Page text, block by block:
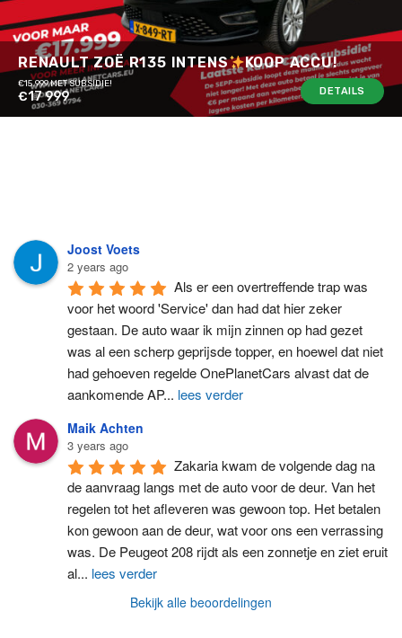
RENAULT ZOË R135 INTENS KOOP ACCU!
€15.999 MET SUBSIDIE!
€17 999 DETAILS
Joost Voets
2 years ago
Als er een overtreffende trap was
voor het woord 'Service' dan had dat hier zeker
gestaan. De auto waar ik mijn zinnen op had gezet
was al een scherp geprijsde topper, en hoewel dat niet
had gehoeven regelde OnePlanetCars alvast dat de
aankomende AP... lees verder
Maik Achten
3 years ago
Zakaria kwam de volgende dag na
de aanvraag langs met de auto voor de deur. Van het
regelen tot het afleveren was gewoon top. Het betalen
kon gewoon aan de deur, wat voor ons een verrassing
was. De Peugeot 208 rijdt als een zonnetje en ziet eruit
al... lees verder
Bekijk alle beoordelingen